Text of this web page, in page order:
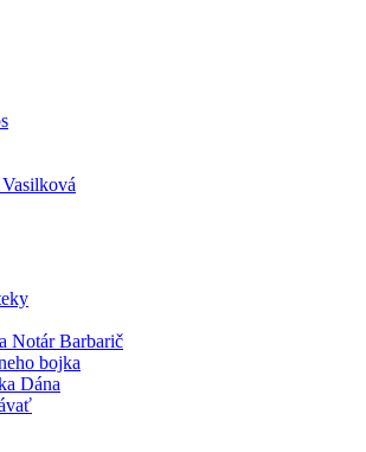
Notár Barbarič
bojka
Dána